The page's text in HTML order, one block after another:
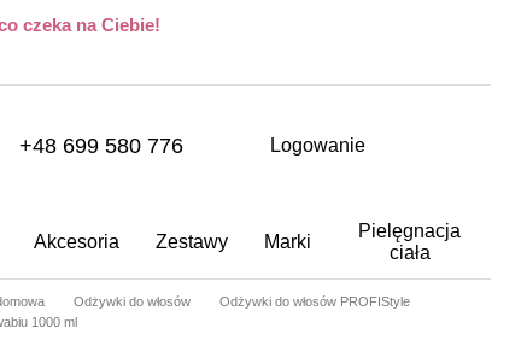
czeka na Ciebie!
+48 699 580 776 Logowanie
Akcesoria Zestawy Marki
Pielęgnacja
ciała
Odżywki do włosów
Odżywki do włosów PROFIStyle
1000 ml